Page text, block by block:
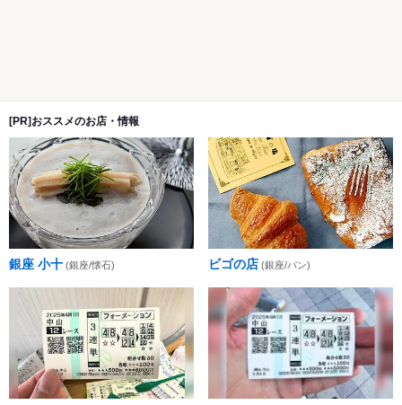
[PR]おススメのお店・情報
銀座 小十 (銀座/懐石) ビゴの店 (銀座/パン)